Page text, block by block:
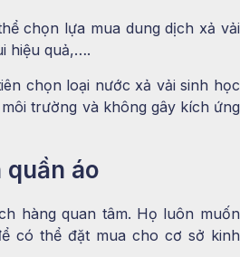
chọn lựa mua dung dịch xả vải
hiệu quả,….
chọn loại nước xả vải sinh học
trường và không gây kích ứng
áo
hàng quan tâm. Họ luôn muốn
có thể đặt mua cho cơ sở kinh